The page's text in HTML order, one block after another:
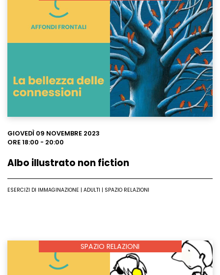
GIOVEDÌ 09 NOVEMBRE 2023
ORE 18:00 - 20:00
Albo illustrato non fiction
ESERCIZI DI IMMAGINAZIONE | ADULTI | SPAZIO RELAZIONI
SPAZIO RELAZIONI